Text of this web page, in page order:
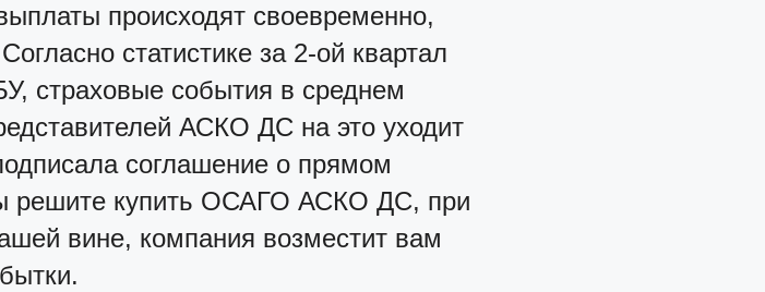
происходят своевременно,
статистике за 2-ой квартал
страховые события в среднем
АСКО ДС на это уходит
соглашение о прямом
решите купить ОСАГО АСКО ДС, при
вине, компания возместит вам